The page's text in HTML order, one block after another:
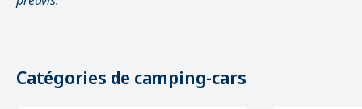
Catégories de camping-cars